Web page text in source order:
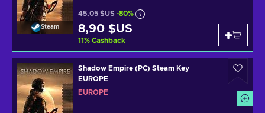
Steam
45,05 $US -80%
8,90 $US
11% Cashback
Shadow Empire (PC) Steam Key
EUROPE
EUROPE